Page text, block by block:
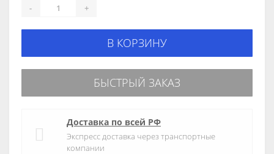
- +
В КОРЗИНУ
БЫСТРЫЙ ЗАКАЗ
Доставка по всей РФ
Экспресс доставка через транспортные
компании